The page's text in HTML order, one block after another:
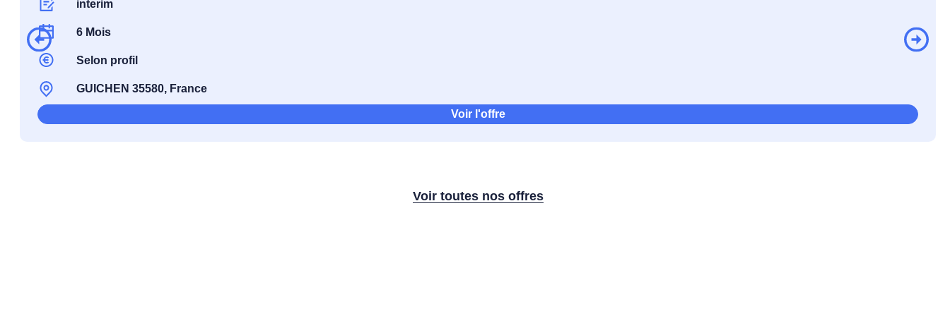
interim
6 Mois
Selon profil
GUICHEN 35580, France
Voir l'offre
Voir toutes nos offres